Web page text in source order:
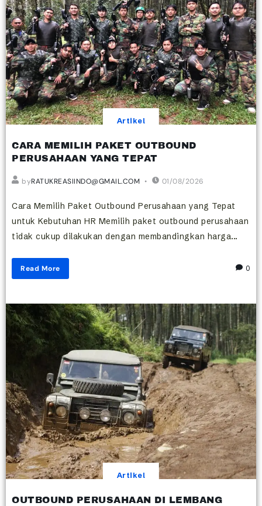
Artikel
CARA MEMILIH PAKET OUTBOUND
PERUSAHAAN YANG TEPAT
byRATUKREASIINDO@GMAIL.COM 01/08/2026
Cara Memilih Paket Outbound Perusahaan yang Tepat
untuk Kebutuhan HR Memilih paket outbound perusahaan
tidak cukup dilakukan dengan membandingkan harga...
Read More 0
Artikel
OUTBOUND PERUSAHAAN DI LEMBANG